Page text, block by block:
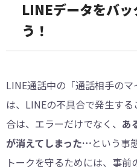
LINEデータをバ
う！
LINE通話中の「通話相手の
は、LINEの不具合で発生す
合は、エラーだけでなく、 あ
が消えてしまった…という事
トークを守るためには、事前